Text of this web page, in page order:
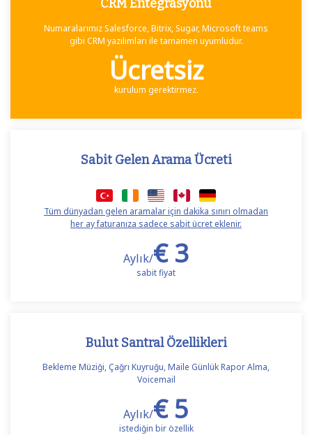
CRM Entegrasyonu
Numaralarımız Salesforce, Bitrix, Sugar, Microsoft teams
gibi CRM yazılımları ile tamamen uyumludur.
Ücretsiz
kurulum gerektirmez.
Sabit Gelen Arama Ücreti
Tüm dünyadan gelen aramalar için dakika sınırı olmadan
her ay faturanıza sadece sabit ücret eklenir.
Aylık/€ 3
sabit fiyat
Bulut Santral Özellikleri
Bekleme Müziği, Çağrı Kuyruğu, Maile Günlük Rapor Alma,
Voicemail
Aylık/€ 5
istediğin bir özellik